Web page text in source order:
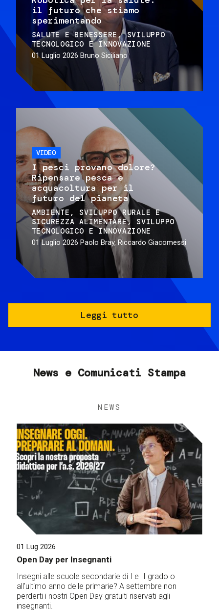
il futuro che stiamo
sperimentando
SALUTE E BENESSERE
SVILUPPO
TECNOLOGICO E INNOVAZIONE
01 Luglio 2026 Bruno Siciliano
VIDEO
I pesci provano dolore?
Ripensare pesca e
acquacoltura per il
futuro del pianeta
AMBIENTE
SVILUPPO RURALE E
SICUREZZA ALIMENTARE
SVILUPPO
TECNOLOGICO E INNOVAZIONE
01 Luglio 2026 Paolo Bray, Riccardo Giacomessi
Leggi tutto
News e Comunicati Stampa
NEWS
01 Lug 2026
Open Day per Insegnanti
Insegni alle scuole secondarie di I e II grado o
all'ultimo anno delle primarie? A settembre non
perderti i nostri Open Day gratuiti riservati agli
insegnanti.